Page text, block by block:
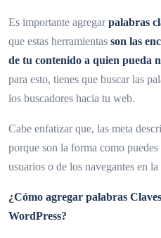
Es importante agregarpalabras
que estas herramientas son las
de tu contenido a quien pueda
para esto, tienes que buscar las
los buscadores hacia tu web.
Cabe enfatizar que, las meta
porque son la forma como
usuarios o de los navegantes en la
¿Cómo agregar palabras
WordPress?